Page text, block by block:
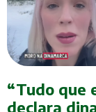
“Tudo que
declara